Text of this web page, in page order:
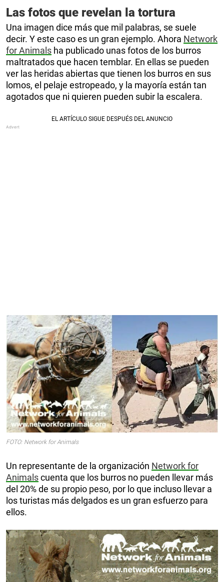
Las fotos que revelan la tortura
Una imagen dice más que mil palabras, se suele
decir. Y este caso es un gran ejemplo. Ahora Network
for Animals ha publicado unas fotos de los burros
maltratados que hacen temblar. En ellas se pueden
ver las heridas abiertas que tienen los burros en sus
lomos, el pelaje estropeado, y la mayoría están tan
agotados que ni quieren pueden subir la escalera.
FOTO: Network for Animals
Un representante de la organización Network for
Animalscuenta que los burros no pueden llevar más
del 20% de su propio peso, por lo que incluso llevar a
los turistas más delgados es un gran esfuerzo para
ellos.